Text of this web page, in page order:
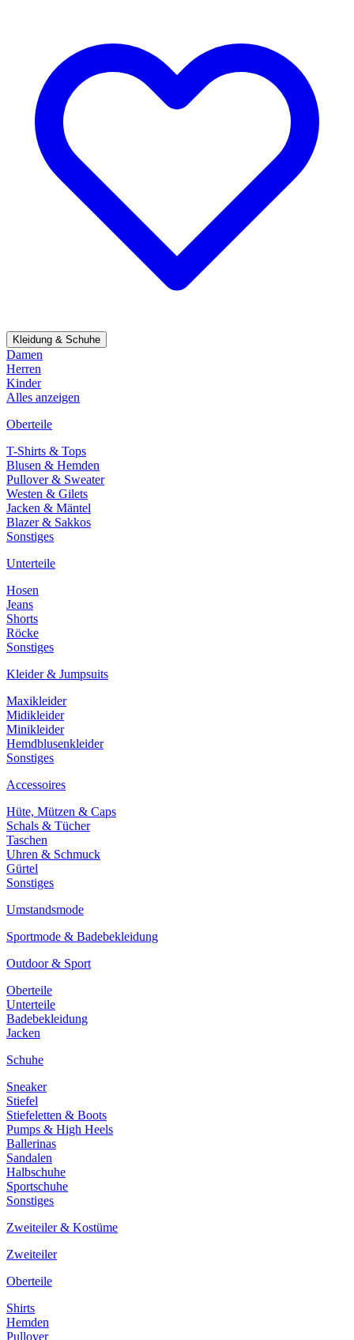
Kleidung & Schuhe
Damen
Herren
Kinder
Alles anzeigen
Oberteile
T-Shirts & Tops
Blusen & Hemden
Pullover & Sweater
Westen & Gilets
Jacken & Mäntel
Blazer & Sakkos
Sonstiges
Unterteile
Hosen
Jeans
Shorts
Röcke
Sonstiges
Kleider & Jumpsuits
Maxikleider
Midikleider
Minikleider
Hemdblusenkleider
Sonstiges
Accessoires
Hüte, Mützen & Caps
Schals & Tücher
Taschen
Uhren & Schmuck
Gürtel
Sonstiges
Umstandsmode
Sportmode & Badebekleidung
Outdoor & Sport
Oberteile
Unterteile
Badebekleidung
Jacken
Schuhe
Sneaker
Stiefel
Stiefeletten & Boots
Pumps & High Heels
Ballerinas
Sandalen
Halbschuhe
Sportschuhe
Sonstiges
Zweiteiler & Kostüme
Zweiteiler
Oberteile
Shirts
Hemden
Pullover